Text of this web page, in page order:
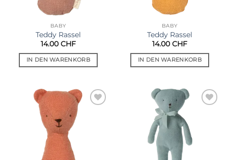
BABY
Teddy Rassel
14.00 CHF
IN DEN WARENKORB
BABY
Teddy Rassel
14.00 CHF
IN DEN WARENKORB
Auf die
Wunschliste
Wunschliste